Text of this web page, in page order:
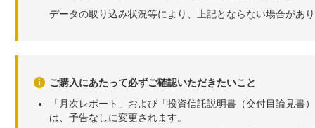
データの取り込み状況等により、上記とならない場合があ
ご購入にあたって必ずご確認いただきたいこと
「月次レポート」および「投資信託説明書（交付目論見
は、予告なしに変更されます。